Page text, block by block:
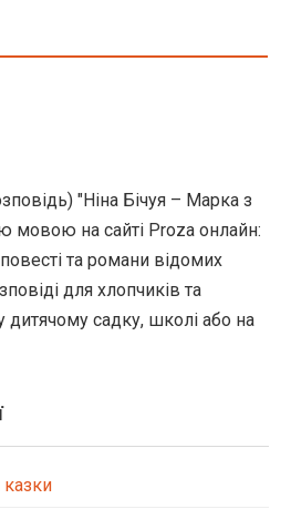
"Ніна Бічуя – Марка з
мовою на сайті Proza онлайн:
та романи відомих
для хлопчиків та
дитячому садку, школі або на
казки